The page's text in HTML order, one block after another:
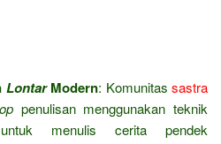
LontarModern: Komunitassastra
penulisan menggunakan teknik
menulis cerita pendek